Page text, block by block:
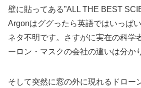
壁に貼ってある”ALL THE BEST
Argonはググったら英語ではいっぱ
ネタ不明です。さすがに実在の科学
ーロン・マスクの会社の違いは分か
そして突然に窓の外に現れるドロー